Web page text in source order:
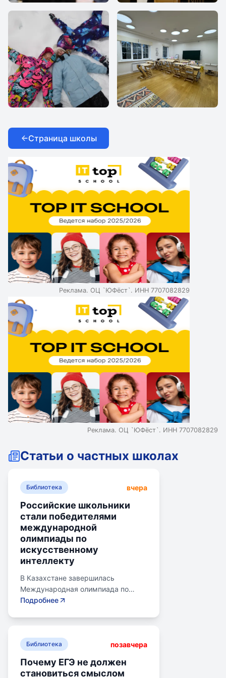
МИР
Страница школы
Реклама. ОЦ `ЮФёст`. ИНН 7707082829
Реклама. ОЦ `ЮФёст`. ИНН 7707082829
Статьи о частных школах
Библиотека вчера
Российские школьники
стали победителями
международной
олимпиады по
искусственному
интеллекту
В Казахстане завершилась
Международная олимпиада по
искусственному интеллекту.
бронзовую медаль. Олимпиада
стран, заняв второе место по числу
Подробнее
Библиотека позавчера
Почему ЕГЭ не должен
становиться смыслом